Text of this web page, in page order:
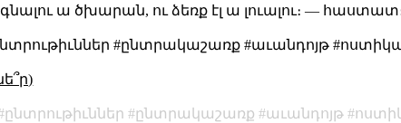
ա ծխարան, ու ձեռք էլ ա լուալու։ —
#ընտրակաշառք #աւանդոյթ
ընտրութիւններ ընտրակաշառք աւանդոյթ